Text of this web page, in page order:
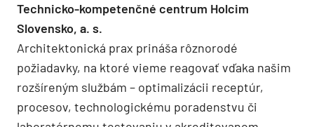
Technicko-kompetenčné centrum Holcim
Slovensko, a. s.
Architektonická prax prináša rôznorodé
požiadavky, na ktoré vieme reagovať vďaka našim
rozšíreným službám – optimalizácii receptúr,
procesov, technologickému poradenstvu či